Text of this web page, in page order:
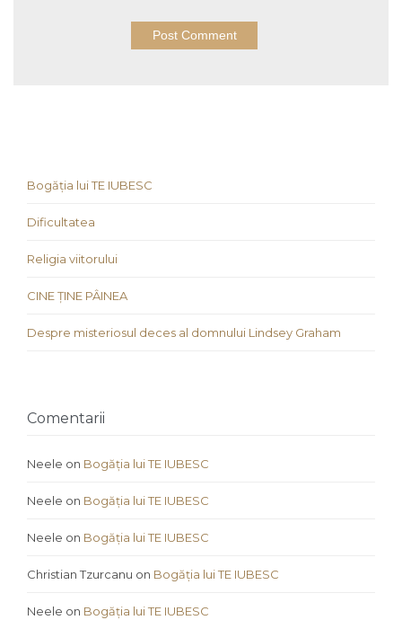
Bogăția lui TE IUBESC
Dificultatea
Religia viitorului
CINE ȚINE PÂINEA
Despre misteriosul deces al domnului Lindsey Graham
Comentarii
Neele on Bogăția lui TE IUBESC
Neele on Bogăția lui TE IUBESC
Neele on Bogăția lui TE IUBESC
Christian Tzurcanu on Bogăția lui TE IUBESC
Neele on Bogăția lui TE IUBESC